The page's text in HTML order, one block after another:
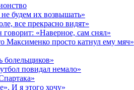
будем их возвышать»
все прекрасно видят»
«Наверное, сам снял»
Максименко просто катнул ему мяч»
болельщиков»
повидал немало»
И я этого хочу»